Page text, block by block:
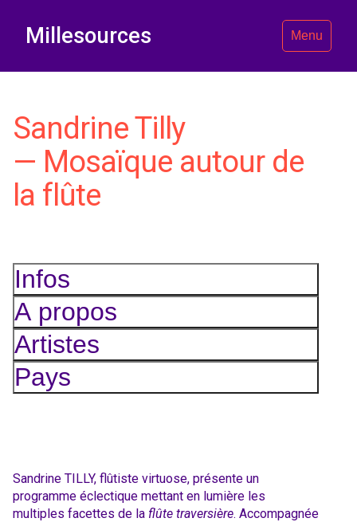
Millesources Menu
Sandrine Tilly
— Mosaïque autour de
la flûte
Infos
A propos
Artistes
Pays
Sandrine TILLY, flûtiste virtuose, présente un
programme éclectique mettant en lumière les
multiples facettes de la flûte traversière. Accompagnée